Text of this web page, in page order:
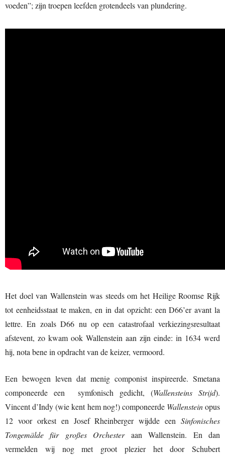
voeden”; zijn troepen leefden grotendeels van plundering.
Het doel van Wallenstein was steeds om het Heilige Roomse Rijk
tot eenheidsstaat te maken, en in dat opzicht: een D66’er avant la
lettre. En zoals D66 nu op een catastrofaal verkiezingsresultaat
afstevent, zo kwam ook Wallenstein aan zijn einde: in 1634 werd
hij, nota bene in opdracht van de keizer, vermoord.
Een bewogen leven dat menig componist inspireerde. Smetana
componeerde een symfonisch gedicht, (Wallensteins Strijd).
Vincent d’Indy (wie kent hem nog!) componeerde Wallensteinopus
12 voor orkest en Josef Rheinberger wijdde een Sinfonisches
Tongemälde für großes Orchesteraan Wallenstein. En dan
vermelden wij nog met groot plezier het door Schubert